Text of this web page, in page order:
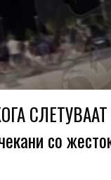
СЛЕТУВААТ
со